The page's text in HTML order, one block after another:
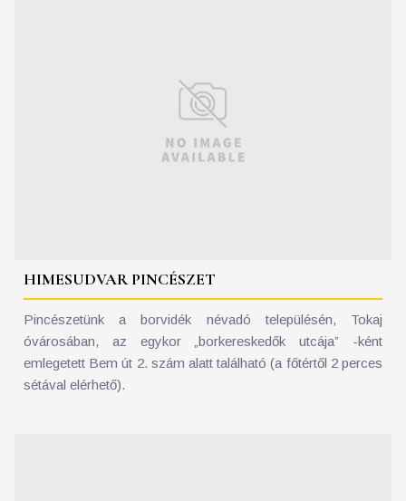
HIMESUDVAR PINCÉSZET
Pincészetünk a borvidék névadó településén, Tokaj
óvárosában, az egykor „borkereskedők utcája” -ként
emlegetett Bem út 2. szám alatt található (a főtértől 2 perces
sétával elérhető).